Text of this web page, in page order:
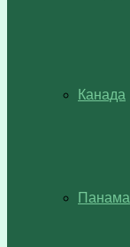
Канада
Панама